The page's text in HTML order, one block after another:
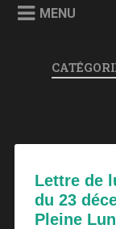
MENU
Lettre de
du 23
Pleine